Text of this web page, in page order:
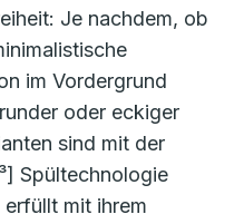
Je nachdem, ob
im Vordergrund
oder eckiger
sind mit der
Spültechnologie
mit ihrem